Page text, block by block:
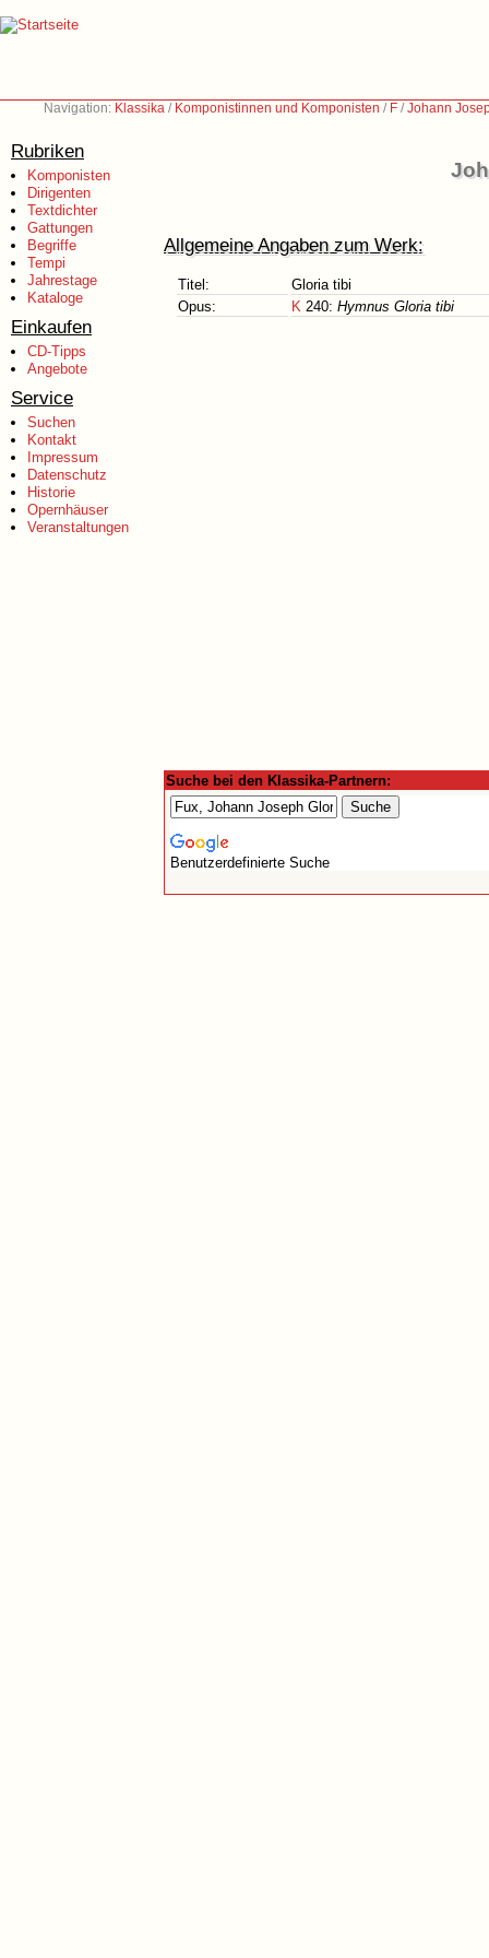
Navigation: Klassika / Komponistinnen und Komponisten / F /Johann
Rubriken
Komponisten
Dirigenten
Textdichter
Gattungen
Begriffe
Tempi
Jahrestage
Kataloge
Einkaufen
CD-Tipps
Angebote
Service
Suchen
Kontakt
Impressum
Datenschutz
Historie
Opernhäuser
Veranstaltungen
Allgemeine Angaben zum Werk:
Titel:
Gloria tibi
Opus:
K 240: Hymnus Gloria tibi
Suche bei den Klassika-Partnern:
Benutzerdefinierte Suche